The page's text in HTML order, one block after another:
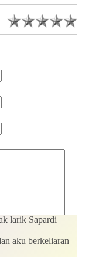
larik Sapardi
aku berkeliaran